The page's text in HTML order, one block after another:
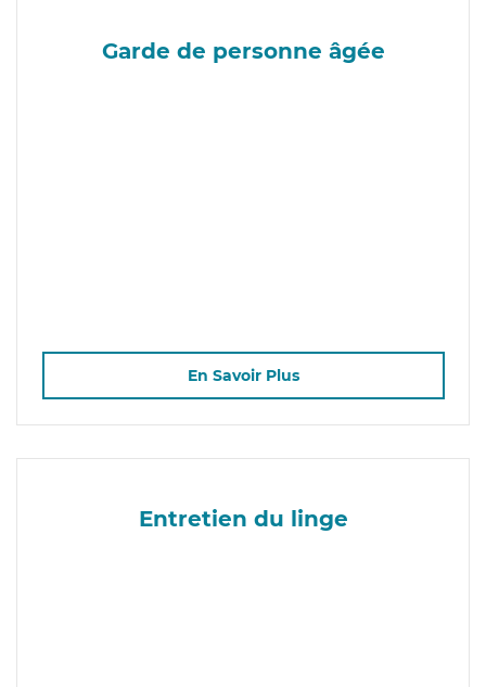
Garde de personne âgée
En Savoir Plus
Entretien du linge